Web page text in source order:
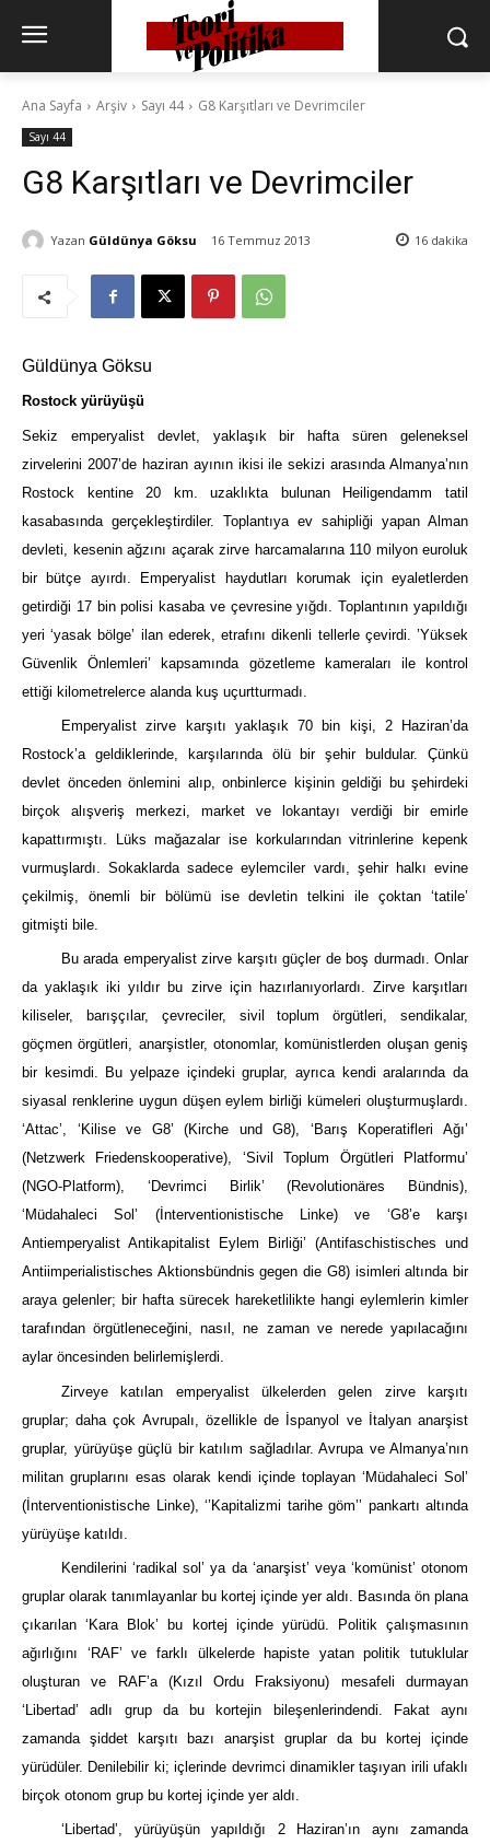
Ana Sayfa Arşiv Sayı 44 G8 Karşıtları ve Devrimciler
Sayı 44
G8 Karşıtları ve Devrimciler
Yazan Güldünya Göksu 16 Temmuz 2013 16 dakika
Güldünya Göksu
Rostock yürüyüşü
Sekiz emperyalist devlet, yaklaşık bir hafta süren geleneksel
zirvelerini 2007’de haziran ayının ikisi ile sekizi arasında Almanya’nın
Rostock kentine 20 km. uzaklıkta bulunan Heiligendamm tatil
kasabasında gerçekleştirdiler. Toplantıya ev sahipliği yapan Alman
devleti, kesenin ağzını açarak zirve harcamalarına 110 milyon euroluk
bir bütçe ayırdı. Emperyalist haydutları korumak için eyaletlerden
getirdiği 17 bin polisi kasaba ve çevresine yığdı. Toplantının yapıldığı
yeri ‘yasak bölge’ ilan ederek, etrafını dikenli tellerle çevirdi. ’Yüksek
Güvenlik Önlemleri’ kapsamında gözetleme kameraları ile kontrol
ettiği kilometrelerce alanda kuş uçurtturmadı.
Emperyalist zirve karşıtı yaklaşık 70 bin kişi, 2 Haziran’da
Rostock’a geldiklerinde, karşılarında ölü bir şehir buldular. Çünkü
devlet önceden önlemini alıp, onbinlerce kişinin geldiği bu şehirdeki
birçok alışveriş merkezi, market ve lokantayı verdiği bir emirle
kapattırmıştı. Lüks mağazalar ise korkularından vitrinlerine kepenk
vurmuşlardı. Sokaklarda sadece eylemciler vardı, şehir halkı evine
çekilmiş, önemli bir bölümü ise devletin telkini ile çoktan ‘tatile’
gitmişti bile.
Bu arada emperyalist zirve karşıtı güçler de boş durmadı. Onlar
da yaklaşık iki yıldır bu zirve için hazırlanıyorlardı. Zirve karşıtları
kiliseler, barışçılar, çevreciler, sivil toplum örgütleri, sendikalar,
göçmen örgütleri, anarşistler, otonomlar, komünistlerden oluşan geniş
bir kesimdi. Bu yelpaze içindeki gruplar, ayrıca kendi aralarında da
siyasal renklerine uygun düşen eylem birliği kümeleri oluşturmuşlardı.
‘Attac’, ‘Kilise ve G8’ (Kirche und G8), ‘Barış Koperatifleri Ağı’
(Netzwerk Friedenskooperative), ‘Sivil Toplum Örgütleri Platformu’
(NGO-Platform), ‘Devrimci Birlik’ (Revolutionäres Bündnis),
‘Müdahaleci Sol’ (İnterventionistische Linke) ve ‘G8’e karşı
Antiemperyalist Antikapitalist Eylem Birliği’ (Antifaschistisches und
Antiimperialistisches Aktionsbündnis gegen die G8) isimleri altında bir
araya gelenler; bir hafta sürecek hareketlilikte hangi eylemlerin kimler
tarafından örgütleneceğini, nasıl, ne zaman ve nerede yapılacağını
aylar öncesinden belirlemişlerdi.
Zirveye katılan emperyalist ülkelerden gelen zirve karşıtı
gruplar; daha çok Avrupalı, özellikle de İspanyol ve İtalyan anarşist
gruplar, yürüyüşe güçlü bir katılım sağladılar. Avrupa ve Almanya’nın
militan gruplarını esas olarak kendi içinde toplayan ‘Müdahaleci Sol’
(İnterventionistische Linke), ‘’Kapitalizmi tarihe göm’’ pankartı altında
yürüyüşe katıldı.
Kendilerini ‘radikal sol’ ya da ‘anarşist’ veya ‘komünist’ otonom
gruplar olarak tanımlayanlar bu kortej içinde yer aldı. Basında ön plana
çıkarılan ‘Kara Blok’ bu kortej içinde yürüdü. Politik çalışmasının
ağırlığını ‘RAF’ ve farklı ülkelerde hapiste yatan politik tutuklular
oluşturan ve RAF’a (Kızıl Ordu Fraksiyonu) mesafeli durmayan
‘Libertad’ adlı grup da bu kortejin bileşenlerindendi. Fakat aynı
zamanda şiddet karşıtı bazı anarşist gruplar da bu kortej içinde
yürüdüler. Denilebilir ki; içlerinde devrimci dinamikler taşıyan irili ufaklı
birçok otonom grup bu kortej içinde yer aldı.
‘Libertad’, yürüyüşün yapıldığı 2 Haziran’ın aynı zamanda